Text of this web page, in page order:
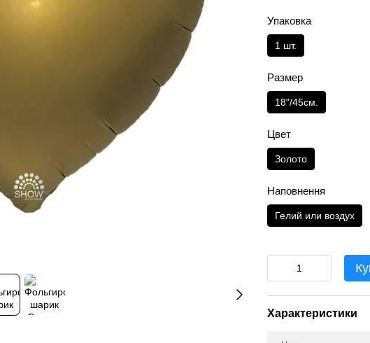
Упаковка
1 шт.
Размер
18"/45см.
Цвет
Золото
Наповнення
Гелий или воздух
Характеристики